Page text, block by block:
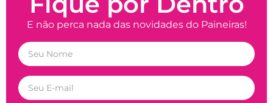
E não perca nada das novidades do Paineiras!